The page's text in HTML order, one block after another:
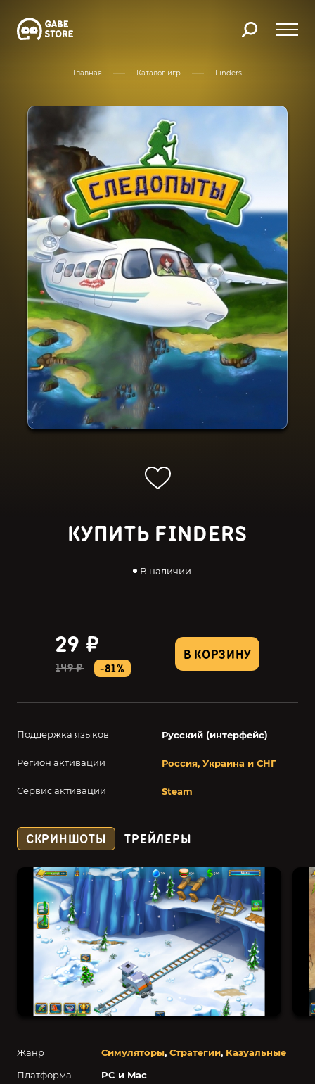
Главная Каталог игр Finders
КУПИТЬ FINDERS
В наличии
В КОРЗИНУ
29 ₽
149 ₽ -81%
Поддержка языков Русский (интерфейс)
Регион активации Россия, Украина и СНГ
Сервис активации Steam
Жанр Симуляторы, Стратегии, Казуальные
Платформа
PC и Mac
СКРИНШОТЫ ТРЕЙЛЕРЫ